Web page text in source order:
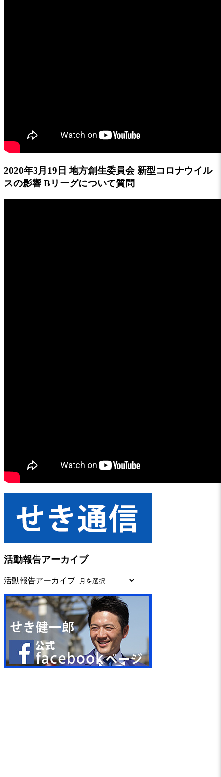
2020年3月19日 地方創生委員会 新型コロナウイル
スの影響 Bリーグについて質問
活動報告アーカイブ
活動報告アーカイブ